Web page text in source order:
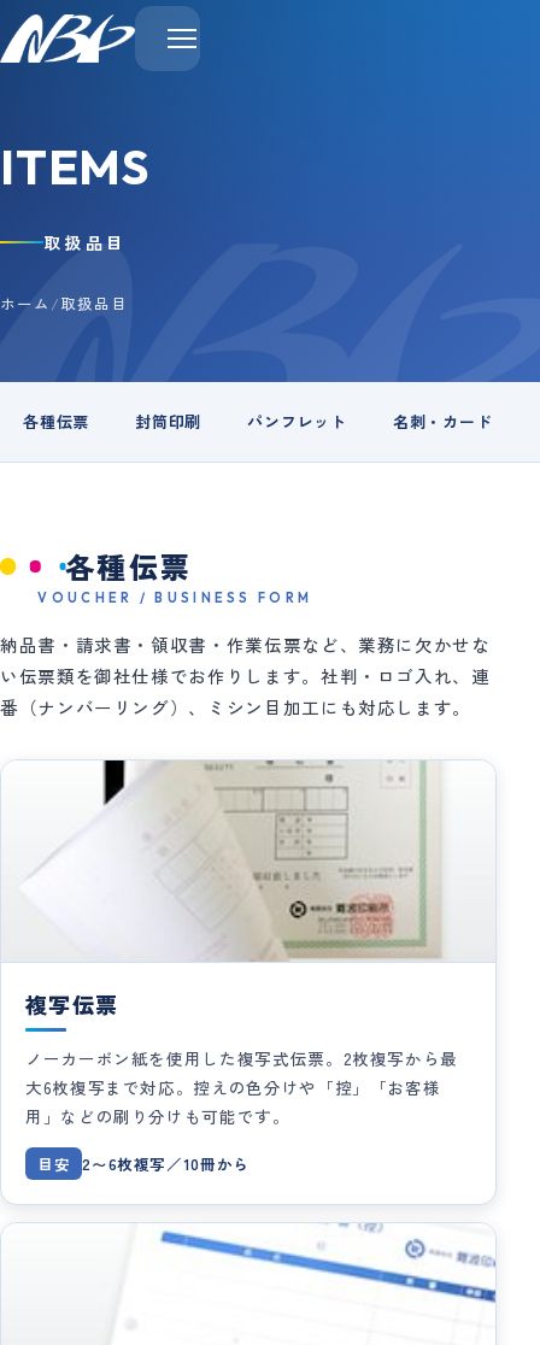
ITEMS
取扱品目
ホーム /取扱品目
各種伝票 封筒印刷 パンフレット 名刺・カード
各種伝票
VOUCHER / BUSINESS FORM
納品書・請求書・領収書・作業伝票など、業務に欠かせな
い伝票類を御社仕様でお作りします。社判・ロゴ入れ、連
番（ナンバーリング）、ミシン目加工にも対応します。
複写伝票
ノーカーボン紙を使用した複写式伝票。2枚複写から最
大6枚複写まで対応。控えの色分けや「控」「お客様
用」などの刷り分けも可能です。
目安 2〜6枚複写／10冊から